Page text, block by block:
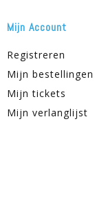
Mijn Account
Registreren
Mijn bestellingen
Mijn tickets
Mijn verlanglijst